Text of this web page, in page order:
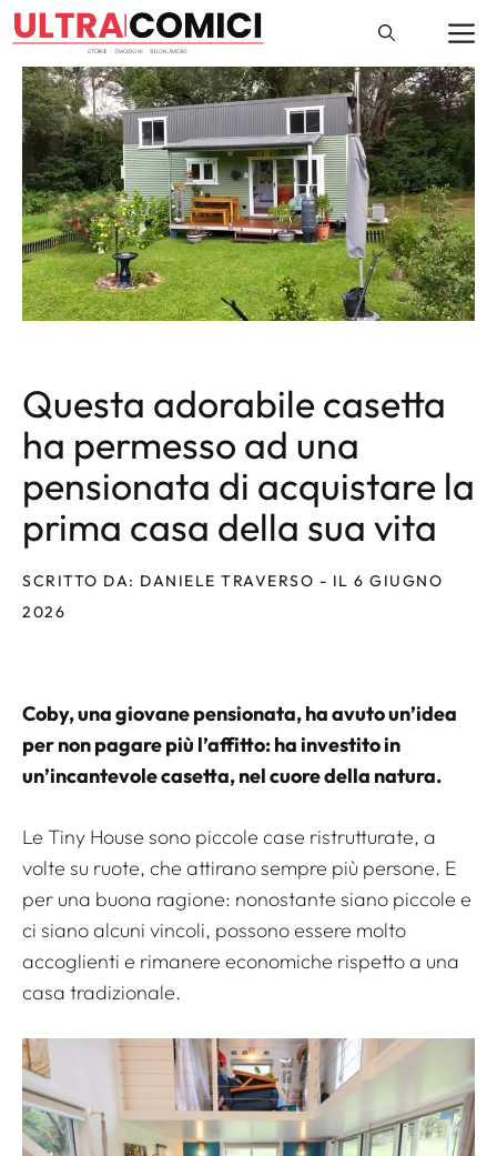
Vai
al
contenuto
Questa adorabile casetta
ha permesso ad una
pensionata di acquistare la
prima casa della sua vita
SCRITTO DA: DANIELE TRAVERSO - IL 6 GIUGNO
2026
Coby, una giovane pensionata, ha avuto un’idea
per non pagare più l’affitto: ha investito in
un’incantevole casetta, nel cuore della natura.
Le Tiny House sono piccole case ristrutturate, a
volte su ruote, che attirano sempre più persone. E
per una buona ragione: nonostante siano piccole e
ci siano alcuni vincoli, possono essere molto
accoglienti e rimanere economiche rispetto a una
casa tradizionale.